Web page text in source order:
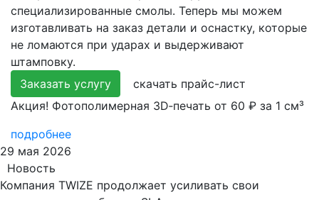
специализированные смолы. Теперь мы можем
изготавливать на заказ детали и оснастку, которые
не ломаются при ударах и выдерживают
штамповку.
Заказать услугу
скачать прайс-лист
Акция! Фотополимерная 3D‑печать от 60 ₽ за 1 см³
подробнее
29 мая 2026
Новость
Компания TWIZE продолжает усиливать свои